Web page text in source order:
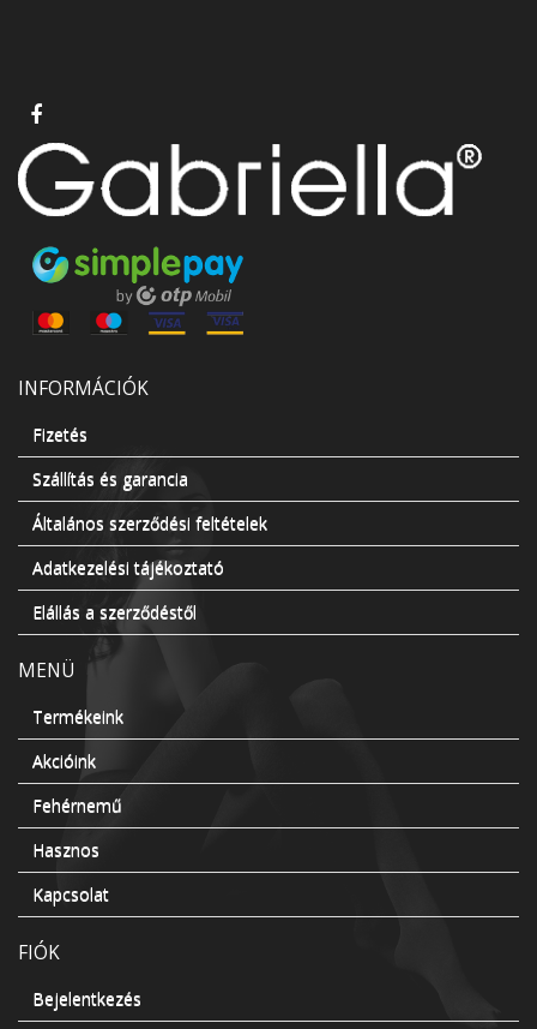
INFORMÁCIÓK
Fizetés
Szállítás és garancia
Általános szerződési feltételek
Adatkezelési tájékoztató
Elállás a szerződéstől
MENÜ
Termékeink
Akcióink
Fehérnemű
Hasznos
Kapcsolat
FIÓK
Bejelentkezés